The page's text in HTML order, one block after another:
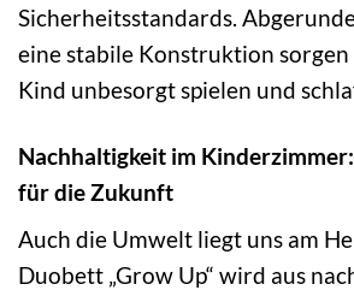
Sicherheitsstandards.
eine stabile Konstruktion sorgen
Kind unbesorgt spielen und
Nachhaltigkeit im
für die Zukunft
Auch die Umwelt liegt uns am
Duobett „Grow Up“ wird aus